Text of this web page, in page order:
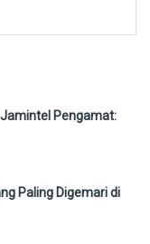
Pengamat:
Paling Digemari di